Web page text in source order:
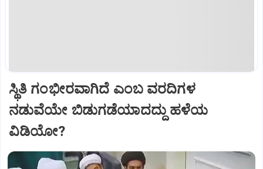
ಸ್ಥಿತಿ ಗಂಭೀರವಾಗಿದೆ ಎಂಬ ವರದಿಗಳ
ನಡುವೆಯೇ ಬಿಡುಗಡೆಯಾದದ್ದು ಹಳೆಯ
ವಿಡಿಯೋ?